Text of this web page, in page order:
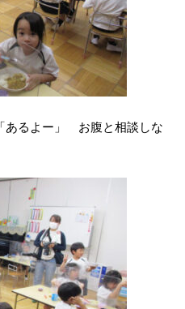
あるよー」 お腹と相談しな